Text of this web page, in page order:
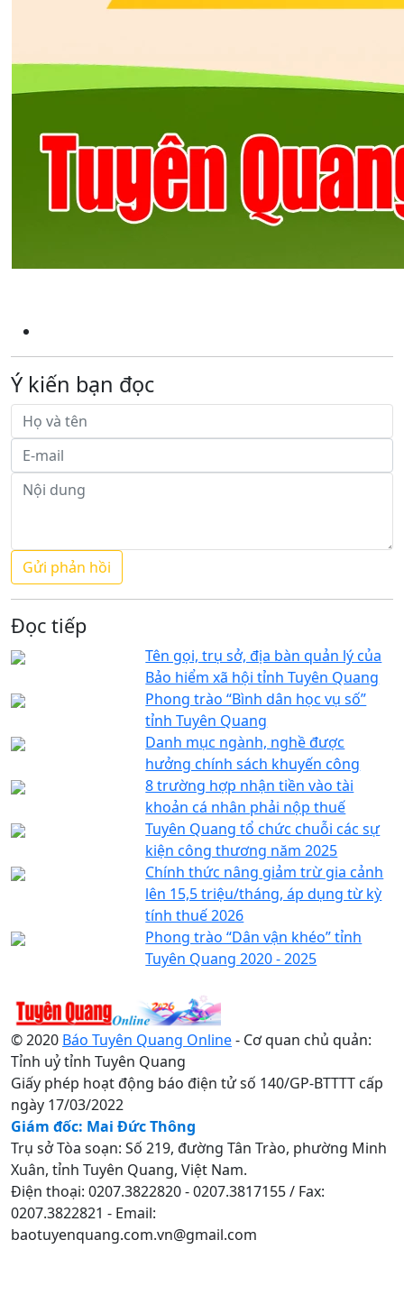
Ý kiến bạn đọc
Đọc tiếp
Tên gọi, trụ sở, địa bàn quản lý của
Bảo hiểm xã hội tỉnh Tuyên Quang
Phong trào “Bình dân học vụ số”
tỉnh Tuyên Quang
Danh mục ngành, nghề được
hưởng chính sách khuyến công
8 trường hợp nhận tiền vào tài
khoản cá nhân phải nộp thuế
Tuyên Quang tổ chức chuỗi các sự
kiện công thương năm 2025
Chính thức nâng giảm trừ gia cảnh
lên 15,5 triệu/tháng, áp dụng từ kỳ
tính thuế 2026
Phong trào “Dân vận khéo” tỉnh
Tuyên Quang 2020 - 2025
© 2020 Báo Tuyên Quang Online- Cơ quan chủ quản:
Tỉnh uỷ tỉnh Tuyên Quang
Giấy phép hoạt động báo điện tử số 140/GP-BTTTT cấp
ngày 17/03/2022
Giám đốc: Mai Đức Thông
Trụ sở Tòa soạn: Số 219, đường Tân Trào, phường Minh
Xuân, tỉnh Tuyên Quang, Việt Nam.
Điện thoại: 0207.3822820 - 0207.3817155 / Fax:
0207.3822821 - Email:
baotuyenquang.com.vn@gmail.com